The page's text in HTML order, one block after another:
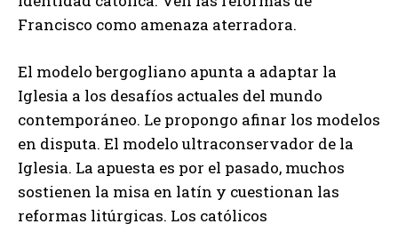
Francisco como amenaza aterradora.
El modelo bergogliano apunta a adaptar la
Iglesia a los desafíos actuales del mundo
contemporáneo. Le propongo afinar los modelos
en disputa. El modelo ultraconservador de la
Iglesia. La apuesta es por el pasado, muchos
sostienen la misa en latín y cuestionan las
reformas litúrgicas. Los católicos